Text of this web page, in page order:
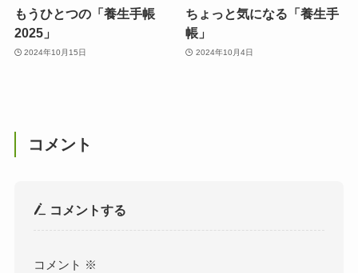
もうひとつの「養生手帳
2025」
2024年10月15日
ちょっと気になる「養生手
帳」
2024年10月4日
コメント
コメントする
コメント ※